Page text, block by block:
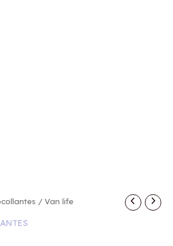
/ Van life